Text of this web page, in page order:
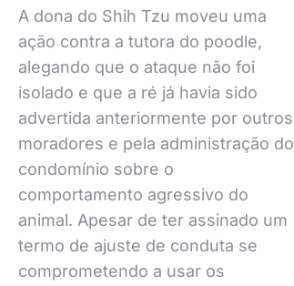
A dona do Shih Tzu moveu uma
ação contra a tutora do poodle,
alegando que o ataque não foi
isolado e que a ré já havia sido
advertida anteriormente por outros
moradores e pela administração do
condomínio sobre o
comportamento agressivo do
animal. Apesar de ter assinado um
termo de ajuste de conduta se
comprometendo a usar os